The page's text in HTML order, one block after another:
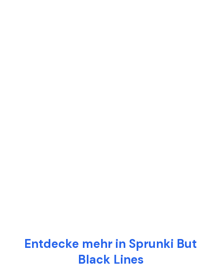
Entdecke mehr in Sprunki But
Black Lines